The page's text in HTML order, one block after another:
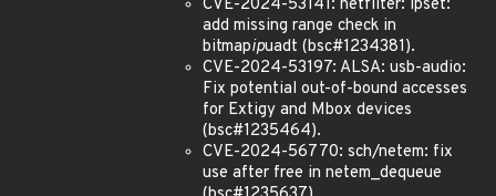
CVE-2024-53141: netfilter: ipset:
add missing range check in
bitmapipuadt (bsc#1234381).
CVE-2024-53197: ALSA: usb-audio:
Fix potential out-of-bound accesses
for Extigy and Mbox devices
(bsc#1235464).
CVE-2024-56770: sch/netem: fix
use after free in netem_dequeue